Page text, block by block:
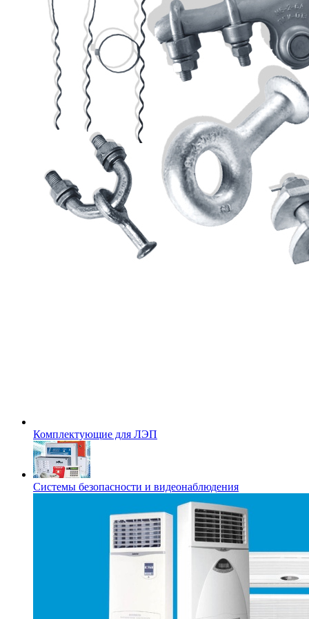
Комплектующие для ЛЭП
Системы безопасности и видеонаблюдения